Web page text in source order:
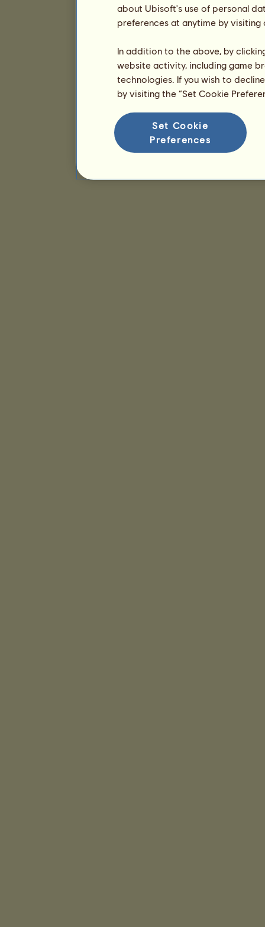
about Ubisoft's use of personal
preferences at anytime by
In addition to the above, by
website activity, including game
technologies. If you wish to
by visiting the “Set Cookie
Set Cookie
Preferences